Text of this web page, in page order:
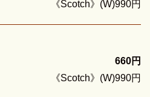
《Scotch》(W)990円
660円
《Scotch》(W)990円